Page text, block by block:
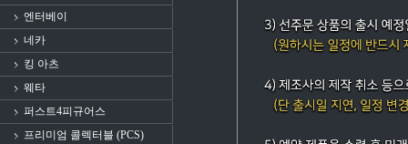
엔터베이
네카
킹 아츠
웨타
퍼스트4피규어스
프리미엄 콜렉터블 (PCS)